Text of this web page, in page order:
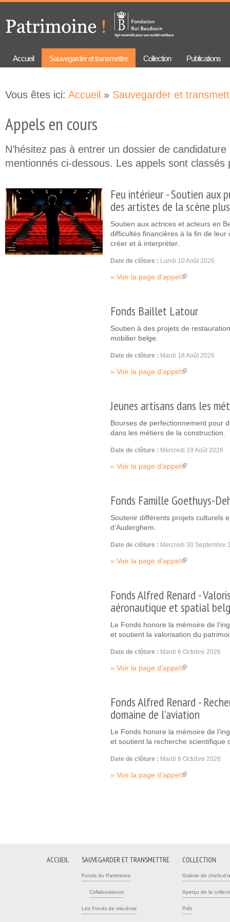
principal
Accueil Sauvegarder et transmettre Collection Publications
Vous êtes ici: Accueil » Sauvegarder et
Appels en cours
N’hésitez pas à entrer un dossier de
mentionnés ci-dessous. Les appels sont classés
Feu intérieur - Soutien aux
des artistes de la scène
Soutien aux actrices et acteurs en
difficultés financières à la fin de
créer et à interpréter.
Date de clôture : Lundi 10 Août 2026
Voir la page d'appel (link is external)
Fonds Baillet Latour
Soutien à des projets de
mobilier belge.
Date de clôture : Mardi 18 Août 2026
Voir la page d'appel (link is external)
Jeunes artisans dans les
Bourses de perfectionnement pour
dans les métiers de la construction.
Date de clôture : Mercredi 19 Août 2026
Voir la page d'appel (link is external)
Fonds Famille Goethuys-
Soutenir différents projets culturels
d’Auderghem.
Date de clôture : Mercredi 30 Septembre
Voir la page d'appel (link is external)
Fonds Alfred Renard -
aéronautique et spatial
Le Fonds honore la mémoire de
et soutient la valorisation du
Date de clôture : Mardi 6 Octobre 2026
Voir la page d'appel (link is external)
Fonds Alfred Renard -
domaine de l’aviation
Le Fonds honore la mémoire de
et soutient la recherche scientifique
Date de clôture : Mardi 6 Octobre 2026
Voir la page d'appel (link is external)
ACCUEIL SAUVEGARDER ET TRANSMETTRE
Fonds du Patrimoine
Collaborateurs
Les Fonds de mécénat
COLLECTION
Galerie de chefs-
Aperçu de la
Prêt